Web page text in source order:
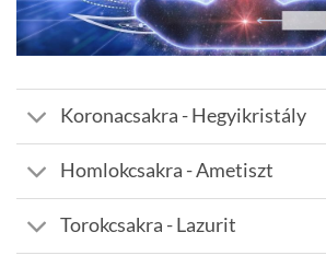
Koronacsakra - Hegyikristály
Homlokcsakra - Ametiszt
Torokcsakra - Lazurit